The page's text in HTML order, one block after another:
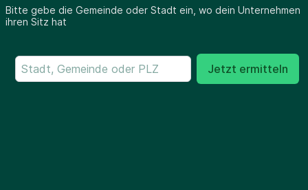
Bitte gebe die Gemeinde oder Stadt ein, wo dein Unternehmen
ihren Sitz hat
Jetzt ermitteln